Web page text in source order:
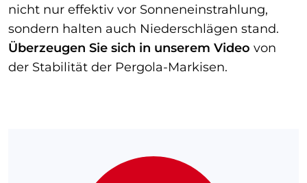
nicht nur effektiv vor Sonneneinstrahlung,
sondern halten auch Niederschlägen stand.
Überzeugen Sie sich in unserem Video von
der Stabilität der Pergola-Markisen.